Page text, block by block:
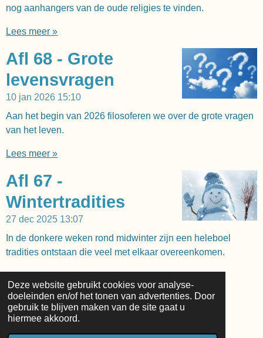
Deze website gebruikt cookies voor analyse-
doeleinden en/of het tonen van advertenties. Door
gebruik te blijven maken van de site gaat u
hiermee akkoord.
nog aanhangers van de oude religies te vinden.
Lees meer »
Afl 68 - Grote
levensvragen
10 jan 2026 15:10
Aan het begin van 2026 filosoferen we over de grote vragen
van het leven.
Lees meer »
Afl 67 -
Wintertradities
27 dec 2025 13:07
In de donkere weken rond midwinter zijn een heleboel
tradities ontstaan die veel met elkaar overeenkomen.
1 2 3 4 5 7